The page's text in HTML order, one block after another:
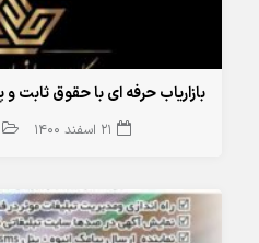
بازاریاب حرفه ای با حقوق ثابت و
21 اسفند 1400